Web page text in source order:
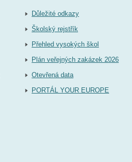
Důležité odkazy
Školský rejstřík
Přehled vysokých škol
Plán veřejných zakázek 2026
Otevřená data
PORTÁL YOUR EUROPE